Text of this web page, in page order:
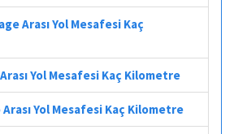
Arası Yol Mesafesi Kaç
Yol Mesafesi Kaç Kilometre
Yol Mesafesi Kaç Kilometre